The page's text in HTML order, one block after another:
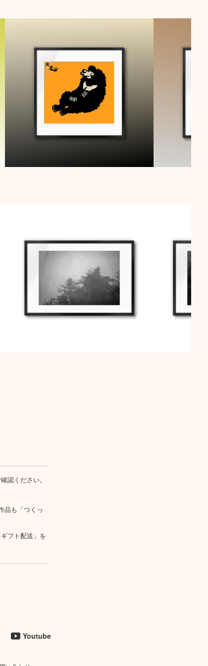
認ください。
品も「つくっ
フト配送」を
Youtube